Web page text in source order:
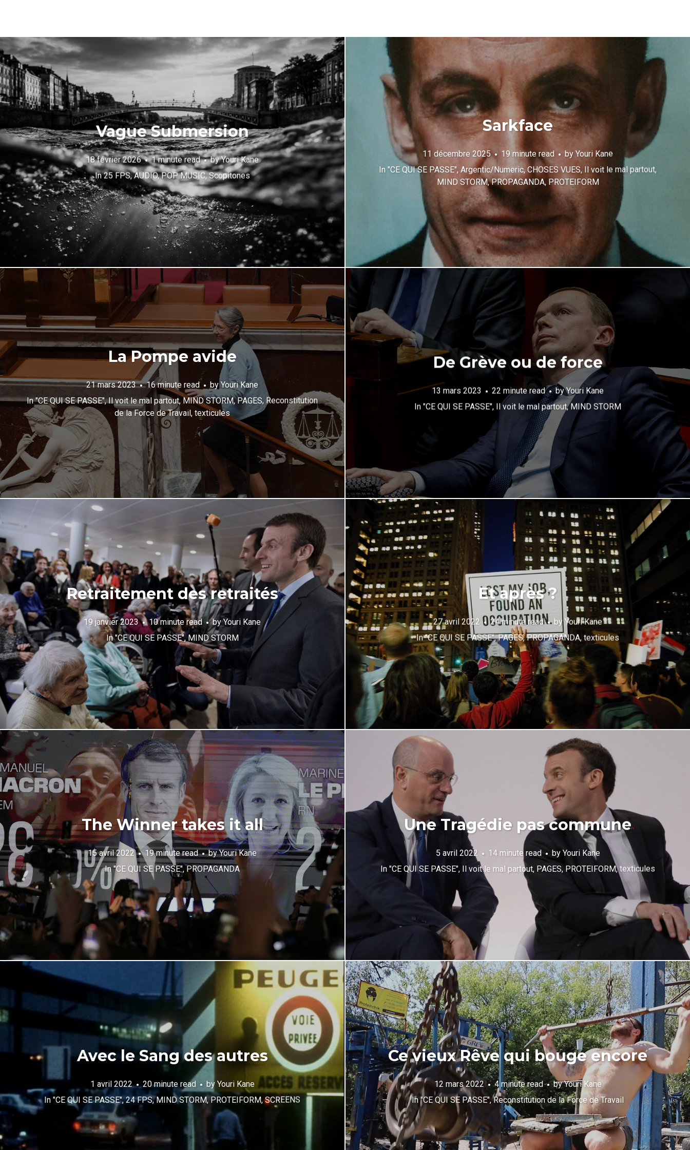
Vague Submersion
18 février 2026 1 minute read byYouri Kane
In25 FPS,AUDIO,POP MUSIC,Scopitones
Sarkface
11 décembre 2025 19 minute read by Youri Kane
In "CE QUI SE PASSE", Argentic/Numeric, CHOSES VUES, Il voit le mal partout,
MIND STORM,PROPAGANDA, PROTEIFORM
La Pompe avide
21 mars 2023 16 minute read by Youri Kane
In"CE QUI SE PASSE",Il voit le mal partout,MIND STORM,PAGES, Reconstitution
de la Force de Travail, texticules
De Grève ou de force
13 mars 2023 22 minute read byYouri Kane
In "CE QUI SE PASSE", Il voit le mal partout,MIND STORM
Retraitement des retraités
19 janvier 2023 10 minute read byYouri Kane
In"CE QUI SE PASSE",MIND STORM
Et après ?
27 avril 2022 24 minute read byYouri Kane
In"CE QUI SE PASSE",PAGES,PROPAGANDA,texticules
The Winner takes it all
15 avril 2022 19 minute read byYouri Kane
In"CE QUI SE PASSE",PROPAGANDA
Une Tragédie pas commune
5 avril 2022 14 minute read by Youri Kane
In "CE QUI SE PASSE", Il voit le mal partout, PAGES, PROTEIFORM,texticules
Avec le Sang des autres
1 avril 2022 20 minute read by Youri Kane
In "CE QUI SE PASSE",24 FPS,MIND STORM,PROTEIFORM,SCREENS
Ce vieux Rêve qui bouge encore
12 mars 2022 4 minute read byYouri Kane
In"CE QUI SE PASSE",Reconstitution de la Force de Travail